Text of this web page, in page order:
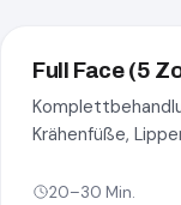
Full Face (5
Krähenfüße,
20–30 Min.